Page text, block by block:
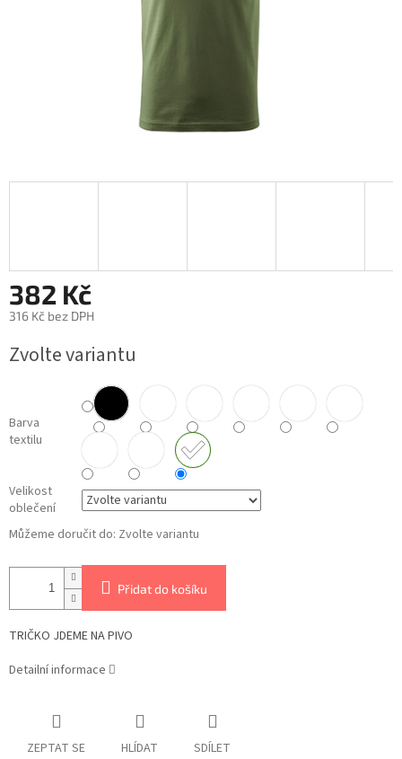
382 Kč
316 Kč bez DPH
cena:
Zvolte variantu
Barva
textilu
Velikost
oblečení
Můžeme doručit do: Zvolte variantu
Přidat do košíku
TRIČKO JDEME NA PIVO
Detailní informace
ZEPTAT SE HLÍDAT SDÍLET